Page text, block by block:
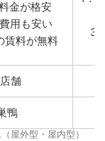
金が格安
用も安い
賃料が無料
3
舗
鴨
屋外型・屋内型）